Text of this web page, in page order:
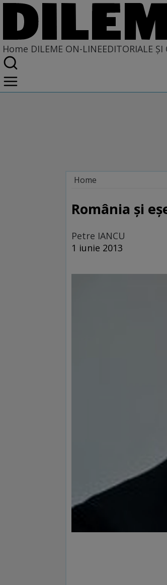
Home DILEME ON-LINEEDITORIALE ȘI
Home
România și
Petre IANCU
1 iunie 2013